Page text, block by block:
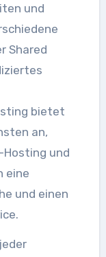
und
Shared
bietet
an,
Hosting und
eine
und einen